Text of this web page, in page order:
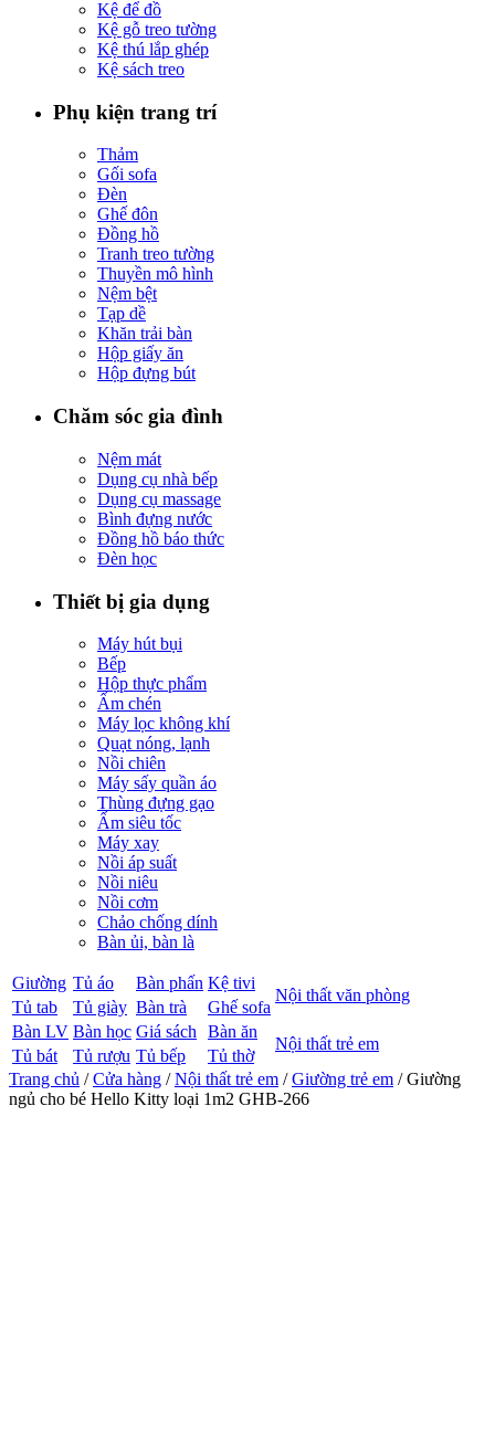
Kệ để đồ
Kệ gỗ treo tường
Kệ thú lắp ghép
Kệ sách treo
Phụ kiện trang trí
Thảm
Gối sofa
Đèn
Ghế đôn
Đồng hồ
Tranh treo tường
Thuyền mô hình
Nệm bệt
Tạp dề
Khăn trải bàn
Hộp giấy ăn
Hộp đựng bút
Chăm sóc gia đình
Nệm mát
Dụng cụ nhà bếp
Dụng cụ massage
Bình đựng nước
Đồng hồ báo thức
Đèn học
Thiết bị gia dụng
Máy hút bụi
Bếp
Hộp thực phẩm
Ấm chén
Máy lọc không khí
Quạt nóng, lạnh
Nồi chiên
Máy sấy quần áo
Thùng đựng gạo
Ấm siêu tốc
Máy xay
Nồi áp suất
Nồi niêu
Nồi cơm
Chảo chống dính
Bàn ủi, bàn là
Giường Tủ áo Bàn phấn Kệ tivi
Nội thất văn phòng
Tủ tab Tủ giày Bàn trà
Ghế sofa
Bàn LV Bàn học Giá sách Bàn ăn
Nội thất trẻ em
Tủ bát Tủ rượu Tủ bếp
Tủ thờ
Trang chủ /Cửa hàng /Nội thất trẻ em /Giường trẻ em / Giường
ngủ cho bé Hello Kitty loại 1m2 GHB-266